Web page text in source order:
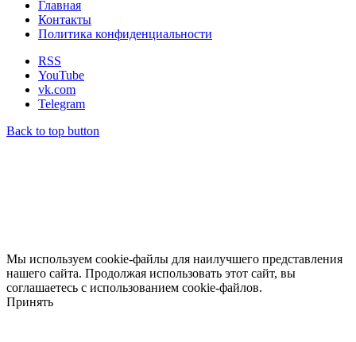
Главная
Контакты
Политика конфиденциальности
RSS
YouTube
vk.com
Telegram
Back to top button
Мы используем cookie-файлы для наилучшего представления
нашего сайта. Продолжая использовать этот сайт, вы
соглашаетесь с использованием cookie-файлов.
Принять